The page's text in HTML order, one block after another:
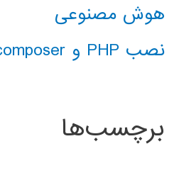
هوش مصنوعی
نصب PHP و composer در ویندوز 10
برچسب‌ها